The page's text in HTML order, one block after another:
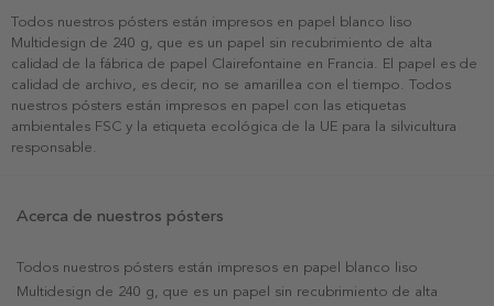
Todos nuestros pósters están impresos en papel blanco liso
Multidesign de 240 g, que es un papel sin recubrimiento de alta
calidad de la fábrica de papel Clairefontaine en Francia. El papel es de
calidad de archivo, es decir, no se amarillea con el tiempo. Todos
nuestros pósters están impresos en papel con las etiquetas
ambientales FSC y la etiqueta ecológica de la UE para la silvicultura
responsable.
Acerca de nuestros pósters
Todos nuestros pósters están impresos en papel blanco liso
Multidesign de 240 g, que es un papel sin recubrimiento de alta